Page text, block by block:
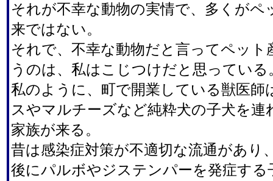
それが不幸な動物の実情で、多くがペ
来ではない。
それで、不幸な動物だと言ってペット
うのは、私はこじつけだと思っている
私のように、町で開業している獣医師
スやマルチーズなど純粋犬の子犬を連
家族が来る。
昔は感染症対策が不適切な流通があり
後にパルボやジステンパーを発症する